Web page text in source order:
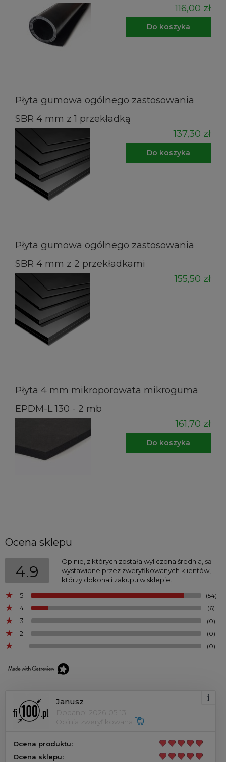
116,00 zł
Do koszyka
Płyta gumowa ogólnego zastosowania
SBR 4 mm z 1 przekładką
137,30 zł
Do koszyka
Płyta gumowa ogólnego zastosowania
SBR 4 mm z 2 przekładkami
155,50 zł
Płyta 4 mm mikroporowata mikroguma
EPDM-L 130 - 2 mb
161,70 zł
Do koszyka
Ocena sklepu
4.9
Opinie, z których została wyliczona średnia, są
wystawione przez zweryfikowanych klientów,
którzy dokonali zakupu w sklepie.
5
(54)
4 (6)
3 (0)
2 (0)
1 (0)
Janusz
Dodano: 2026-05-13
Opinia zweryfikowana
Ocena produktu:
Ocena sklepu: